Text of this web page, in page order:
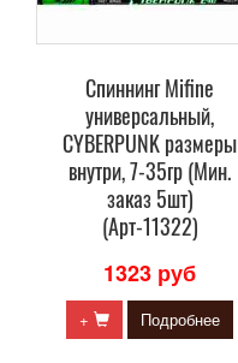
Спиннинг Mifine
универсальный,
CYBERPUNK размеры
внутри, 7-35гр (Мин.
заказ 5шт)
(Арт-11322)
1323 руб
+ Подробнее